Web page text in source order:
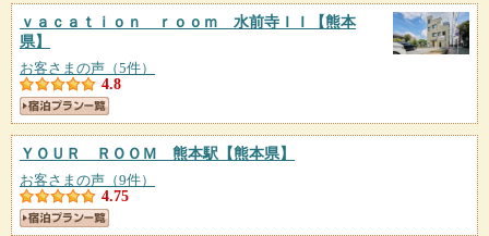
ｖａｃａｔｉｏｎ ｒｏｏｍ 水前寺ＩＩ
【熊本
県】
お客さまの声（5件）
4.8
ＹＯＵＲ ＲＯＯＭ 熊本駅 【熊本県】
お客さまの声（9件）
4.75